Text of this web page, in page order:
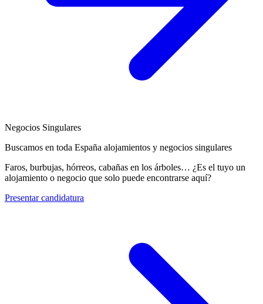
Negocios Singulares
Buscamos en toda España alojamientos y negocios singulares
Faros, burbujas, hórreos, cabañas en los árboles… ¿Es el tuyo un
alojamiento o negocio que solo puede encontrarse aquí?
Presentar candidatura